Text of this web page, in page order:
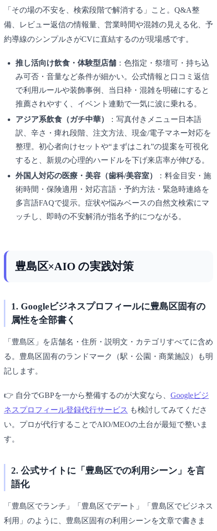
「その場の不安を、検索段階で解消する」こと。Q&A整
備、レビュー返信の情報量、営業時間や混雑の見える化、予
約導線のシンプルさがCVに直結するのが現場感です。
推し活向け飲食・体験型店舗 ：色指定・祭壇可・持ち込
み可否・音量など条件が細かい。公式情報と口コミ返信
で利用ルールや装飾事例、当日枠・混雑を明確にすると
推薦されやすく、イベント連動で一気に波に乗れる。
アジア系飲食（ガチ中華）
：写真付きメニュー日本語
訳、辛さ・痺れ段階、注文方法、現金/電子マネー対応を
整理。初心者向けセットや“まずはこれ”の提案を可視化
すると、新規の心理的ハードルを下げ来店率が伸びる。
外国人対応の医療・美容（歯科/美容室）
：料金目安・施
術時間・保険適用・対応言語・予約方法・緊急時連絡を
多言語FAQで提示。症状や悩みベースの自然文検索にマ
ッチし、即時の不安解消が指名予約につながる。
豊島区×AIO の実践対策
1. Googleビジネスプロフィールに豊島区固有の
属性を全部書く
「豊島区」を店舗名・住所・説明文・カテゴリすべてに含め
る。豊島区固有のランドマーク（駅・公園・商業施設）も明
記します。
👉 自分でGBPを一から整備するのが大変なら、 Googleビジ
ネスプロフィール登録代行サービス も検討してみてくださ
い。プロが代行することでAIO/MEOの土台が最短で整いま
す。
2. 公式サイトに「豊島区での利用シーン」を言
語化
「豊島区でランチ」「豊島区でデート」「豊島区でビジネス
利用」のように、豊島区固有の利用シーンを文章で書きま